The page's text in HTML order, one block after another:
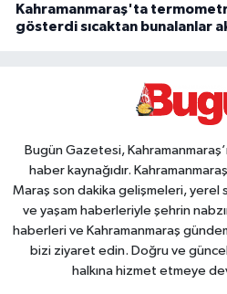
Kahramanmaraş'ta
gösterdi sıcaktan bunalanlar
Bugün Gazetesi,
haber kaynağıdır.
Maraş son dakika gelişmeleri, yerel
ve yaşam haberleriyle şehrin
haberleri ve Kahramanmaraş
bizi ziyaret edin. Doğru ve
halkına hizmet etmeye